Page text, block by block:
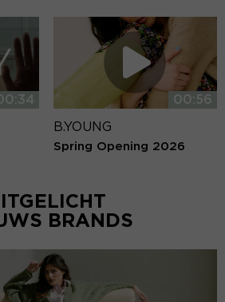
00:56
B.YOUNG
Spring Opening 2026
BRANDS